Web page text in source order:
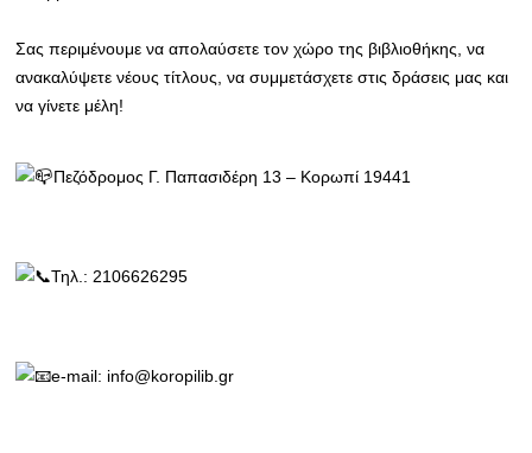
Σας περιμένουμε να απολαύσετε τον χώρο της βιβλιοθήκης, να
ανακαλύψετε νέους τίτλους, να συμμετάσχετε στις δράσεις μας και
να γίνετε μέλη!
Πεζόδρομος Γ. Παπασιδέρη 13 – Κορωπί 19441
Τηλ.: 2106626295
e-mail: info@koropilib.gr